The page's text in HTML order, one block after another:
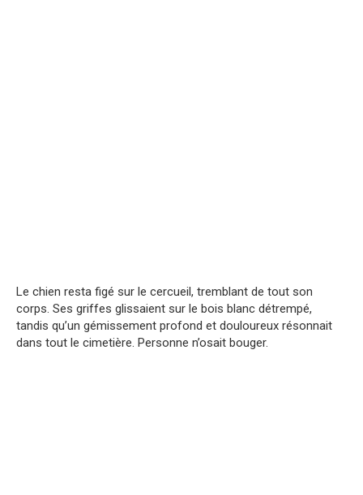
Le chien resta figé sur le cercueil, tremblant de tout son
corps. Ses griffes glissaient sur le bois blanc détrempé,
tandis qu’un gémissement profond et douloureux résonnait
dans tout le cimetière. Personne n’osait bouger.